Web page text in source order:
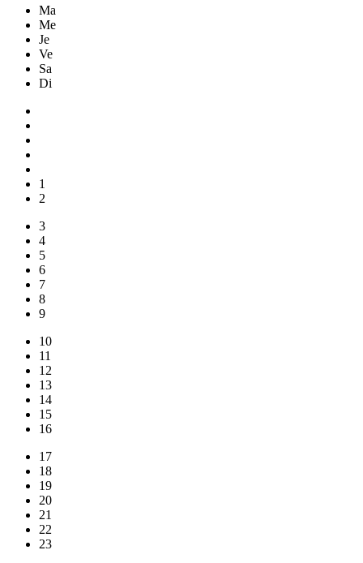
Ma
Me
Je
Ve
Sa
Di
1
2
3
4
5
6
7
8
9
10
11
12
13
14
15
16
17
18
19
20
21
22
23